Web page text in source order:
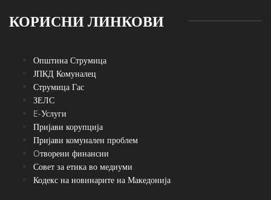
КОРИСНИ ЛИНКОВИ
Општина Струмица
ЈПКД Комуналец
Струмица Гас
ЗЕЛС
E-Услуги
Пријави корупција
Пријави комунален проблем
Oтворени финансии
Совет за етика во медиуми
Кодекс на новинарите на Македонија